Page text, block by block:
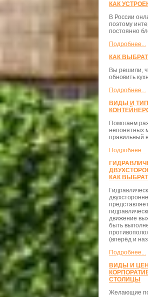
КАК
В России
поэтому
постоянно
Подробнее...
КАК
Вы решили,
обновить
Подробнее...
ВИДЫ И
Помогаем
непонятных
правильный
Подробнее...
КАК
движение
быть
(вперёд и
Подробнее...
ВИДЫ И
СТОЛИЦЫ
Желающие